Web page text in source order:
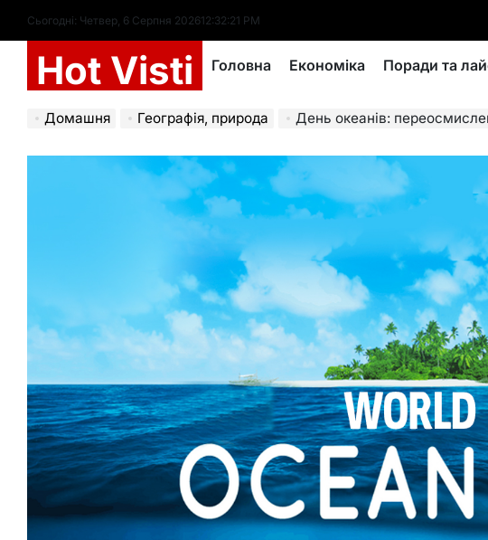
вмісту
Сьогодні: Четвер, 6 Серпня 202612:32:23 PM
Hot Visti Головна Економіка Поради та
Домашня Географія, природа День океанів: переосмислення